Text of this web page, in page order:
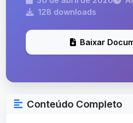
128 downloads
Baixar
Conteúdo Completo